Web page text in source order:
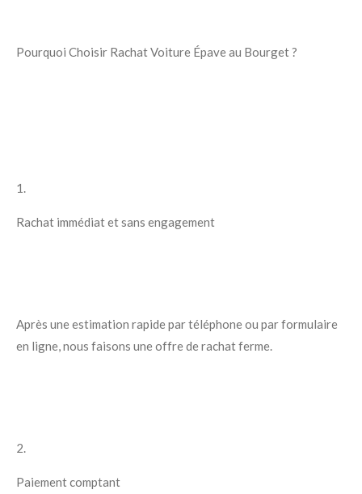
Pourquoi Choisir Rachat Voiture Épave au Bourget ?
1.
Rachat immédiat et sans engagement
Après une estimation rapide par téléphone ou par formulaire
en ligne, nous faisons une offre de rachat ferme.
2.
Paiement comptant